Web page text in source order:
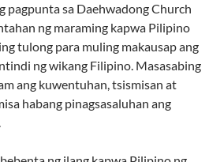
pagpunta sa Daehwadong Church
ng maraming kapwa Pilipino
tulong para muling makausap ang
ng wikang Filipino. Masasabing
ang kuwentuhan, tsismisan at
habang pinagsasaluhan ang